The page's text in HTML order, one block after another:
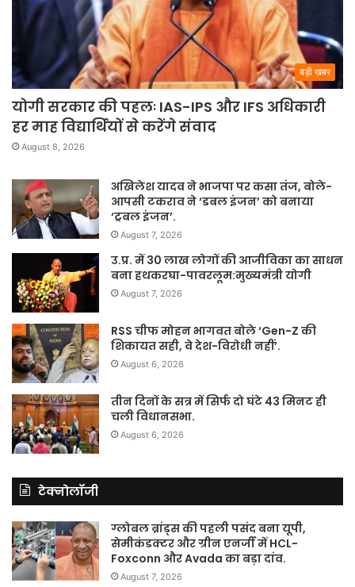
बड़ी खबर
योगी सरकार की पहलः IAS-IPS और IFS अधिकारी
हर माह विद्यार्थियों से करेंगे संवाद
August 8, 2026
अखिलेश यादव ने भाजपा पर कसा तंज, बोले-
आपसी टकराव ने ‘डबल इंजन’ को बनाया
‘ट्रबल इंजन’.
August 7, 2026
उ.प्र. में 30 लाख लोगों की आजीविका का साधन
बना हथकरघा-पावरलूम:मुख्यमंत्री योगी
August 7, 2026
RSS चीफ मोहन भागवत बोले ‘Gen-Z की
शिकायत सही, वे देश-विरोधी नहीं’.
August 6, 2026
तीन दिनों के सत्र में सिर्फ दो घंटे 43 मिनट ही
चली विधानसभा.
August 6, 2026
टेक्नोलॉजी
ग्लोबल ब्रांड्स की पहली पसंद बना यूपी,
सेमीकंडक्टर और ग्रीन एनर्जी में HCL-
Foxconn और Avada का बड़ा दांव.
August 7, 2026